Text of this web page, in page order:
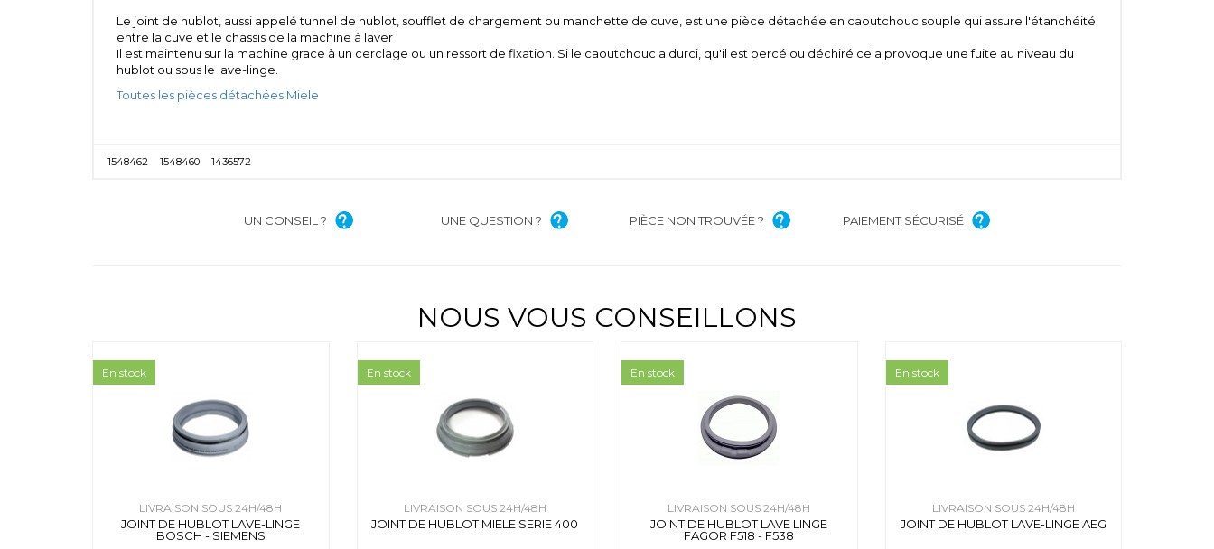
Le joint de hublot, aussi appelé tunnel de hublot, soufflet de chargement ou manchette de cuve, est une pièce détachée en caoutchouc souple qui assure l'étanchéité
entre la cuve et le chassis de la machine à laver
Il est maintenu sur la machine grace à un cerclage ou un ressort de fixation. Si le caoutchouc a durci, qu'il est percé ou déchiré cela provoque une fuite au niveau du
hublot ou sous le lave-linge.
Toutes les pièces détachées Miele
1548462 1548460 1436572
UN CONSEIL ? UNE QUESTION ? PIÈCE NON TROUVÉE ? PAIEMENT SÉCURISÉ
NOUS VOUS CONSEILLONS
LIVRAISON SOUS 24H/48H
JOINT DE HUBLOT LAVE-LINGE
BOSCH - SIEMENS
En stock
LIVRAISON SOUS 24H/48H
JOINT DE HUBLOT MIELE SERIE 400
En stock
LIVRAISON SOUS 24H/48H
JOINT DE HUBLOT LAVE LINGE
FAGOR F518 - F538
En stock
LIVRAISON SOUS 24H/48H
JOINT DE HUBLOT LAVE-LINGE AEG
En stock